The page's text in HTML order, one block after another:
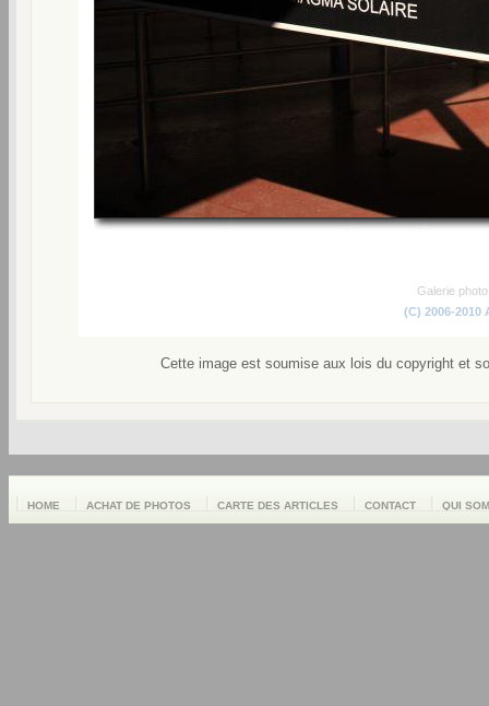
Galerie
(C) 2006-2010
Cette image est soumise aux lois du copyright et
HOME ACHAT DE PHOTOS CARTE DES ARTICLES CONTACT QUI